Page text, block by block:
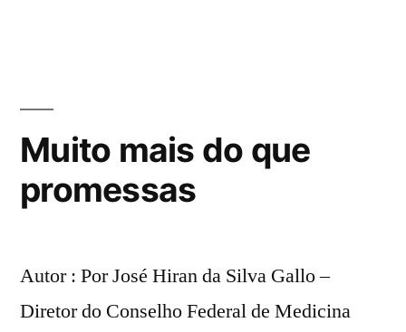
Muito mais do que
promessas
Autor : Por José Hiran da Silva Gallo –
Diretor do Conselho Federal de Medicina